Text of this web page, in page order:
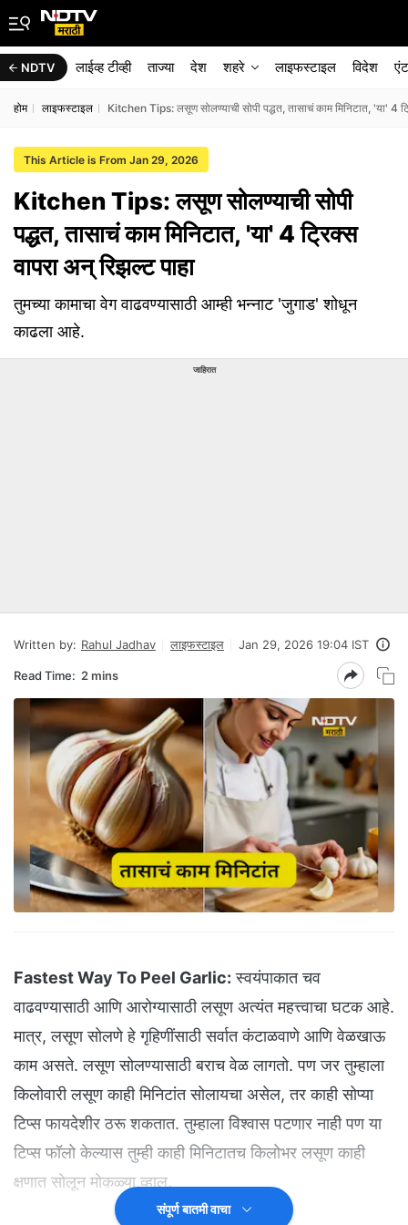
NDTV लाईव्ह टीव्ही ताज्या देश शहरे लाइफस्टाइल विदेश
होम लाइफस्टाइल Kitchen Tips: लसूण सोलण्याची सोपी पद्धत, तासाचं काम मिनिटात, 'या' 4
This Article is From Jan 29, 2026
Kitchen Tips: लसूण सोलण्याची सोपी
पद्धत, तासाचं काम मिनिटात, 'या' 4 ट्रिक्स
वापरा अन् रिझल्ट पाहा
तुमच्या कामाचा वेग वाढवण्यासाठी आम्ही भन्नाट 'जुगाड' शोधून
काढला आहे.
जाहिरात
Written by: Rahul Jadhav लाइफस्टाइल Jan 29, 2026 19:04 IST
Read Time: 2 mins
Fastest Way To Peel Garlic: स्वयंपाकात चव
वाढवण्यासाठी आणि आरोग्यासाठी लसूण अत्यंत महत्त्वाचा घटक आहे.
मात्र, लसूण सोलणे हे गृहिणींसाठी सर्वात कंटाळवाणे आणि वेळखाऊ
काम असते. लसूण सोलण्यासाठी बराच वेळ लागतो. पण जर तुम्हाला
किलोवारी लसूण काही मिनिटांत सोलायचा असेल, तर काही सोप्या
टिप्स फायदेशीर ठरू शकतात. तुम्हाला विश्वास पटणार नाही पण या
टिप्स फॉलो केल्यास तुम्ही काही मिनिटातच किलोभर लसूण काही
क्षणात सोलून मोकळ्या व्हाल.
संपूर्ण बातमी वाचा